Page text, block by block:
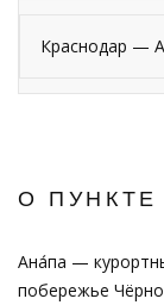
Краснодар —
О
Ана́па —
побережье